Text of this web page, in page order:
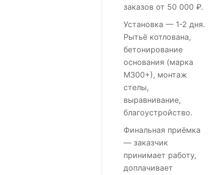
заказов от 50 000 ₽.
Установка — 1-2 дня.
Рытьё котлована,
бетонирование
основания (марка
М300+), монтаж
стелы,
выравнивание,
благоустройство.
Финальная приёмка
— заказчик
принимает работу,
доплачивает